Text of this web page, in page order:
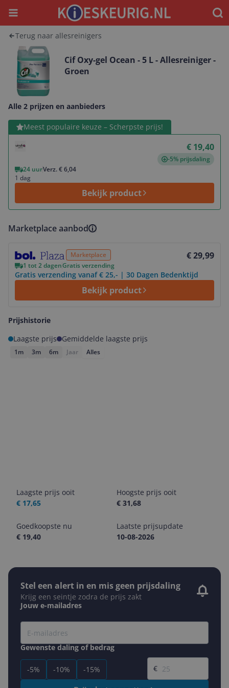
Menu
Terug naar allesreinigers
Cif Oxy-gel Ocean - 5 L - Allesreiniger -
Groen
Alle 2 prijzen en aanbieders
Meest populaire keuze – Scherpste prijs!
€ 19,40
-5% prijsdaling
24 uurVerz. € 6,04
1 dag
Bekijk product
Bekijk product
Marketplace aanbod
Marketplace € 29,99
1 tot 2 dagenGratis verzending
Gratis verzending vanaf € 25,- | 30 Dagen Bedenktijd
Bekijk product
Prijshistorie
Laagste prijs
Gemiddelde laagste prijs
1m 3m 6m Jaar Alles
Laagste prijs ooit
€ 17,65
Hoogste prijs ooit
€ 31,68
Goedkoopste nu
€ 19,40
Laatste prijsupdate
10-08-2026
Stel een alert in en mis geen prijsdaling
Krijg een seintje zodra de prijs zakt
Jouw e-mailadres
Gewenste daling of bedrag
-5% -10% -15%
Gewenste prijs
€